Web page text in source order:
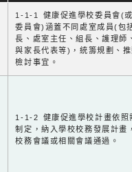
1-1-1 健康促進學校委員會(
委員會)涵蓋不同處室成員(包
長、處室主任、組長、護理師
與家長代表等)，統籌規劃、
檢討事宜。
1-1-2 健康促進學校計畫依照
制定，納入學校校務發展計畫
校務會議或相關會議通過。